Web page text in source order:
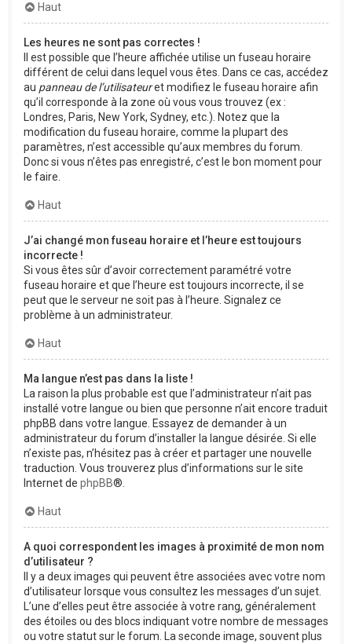
Haut
Les heures ne sont pas correctes !
Il est possible que l’heure affichée utilise un fuseau horaire
différent de celui dans lequel vous êtes. Dans ce cas, accédez
au panneau de l’utilisateuret modifiez le fuseau horaire afin
qu’il corresponde à la zone où vous vous trouvez (ex :
Londres, Paris, New York, Sydney, etc.). Notez que la
modification du fuseau horaire, comme la plupart des
paramètres, n’est accessible qu’aux membres du forum.
Donc si vous n’êtes pas enregistré, c’est le bon moment pour
le faire.
Haut
J’ai changé mon fuseau horaire et l’heure est toujours
incorrecte !
Si vous êtes sûr d’avoir correctement paramétré votre
fuseau horaire et que l’heure est toujours incorrecte, il se
peut que le serveur ne soit pas à l’heure. Signalez ce
problème à un administrateur.
Haut
Ma langue n’est pas dans la liste !
La raison la plus probable est que l’administrateur n’ait pas
installé votre langue ou bien que personne n’ait encore traduit
phpBB dans votre langue. Essayez de demander à un
administrateur du forum d’installer la langue désirée. Si elle
n’existe pas, n’hésitez pas à créer et partager une nouvelle
traduction. Vous trouverez plus d’informations sur le site
Internet de phpBB®.
Haut
A quoi correspondent les images à proximité de mon nom
d’utilisateur ?
Il y a deux images qui peuvent être associées avec votre nom
d’utilisateur lorsque vous consultez les messages d’un sujet.
L’une d’elles peut être associée à votre rang, généralement
des étoiles ou des blocs indiquant votre nombre de messages
ou votre statut sur le forum. La seconde image, souvent plus